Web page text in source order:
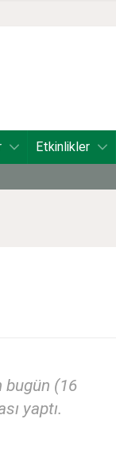
Etkinlikler
bugün (16
yaptı.